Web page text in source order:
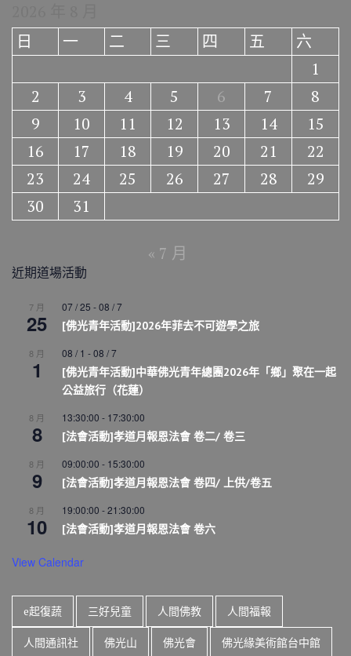
日
一 二 三 四 五
六
1
2
3 4 5 6 7
8
9
10 11 12 13 14
15
16
17 18 19 20 21
22
23
24 25 26 27 28
29
30
31
« 7 月
近期道場活動
7 月
25
07 / 25 -08 / 7
[佛光青年活動]2026年菲去不可遊學之旅
8 月
1
08 / 1 -08 / 7
[佛光青年活動]中華佛光青年總團2026年「鄉」聚在一起
公益旅行（花蓮）
8 月
8
13:30:00 - 17:30:00
[法會活動]孝道月報恩法會 卷二/ 卷三
8 月
9
09:00:00 - 15:30:00
[法會活動]孝道月報恩法會 卷四/ 上供/卷五
8 月
10
19:00:00 -21:30:00
[法會活動]孝道月報恩法會 卷六
View Calendar
e起復蔬 三好兒童 人間佛教 人間福報
人間通訊社 佛光山 佛光會 佛光緣美術館台中館